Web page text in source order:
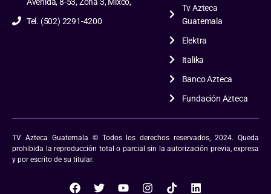
Tel. (502) 2291-4200
Tv Azteca
Guatemala
Elektra
Italika
Banco Azteca
Fundación Azteca
TV Azteca Guatemala © Todos los derechos reservados, 2024. Queda
prohibida la reproducción total o parcial sin la autorización previa, expresa
y por escrito de su titular.